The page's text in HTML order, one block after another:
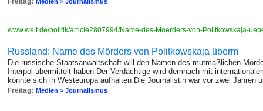
www.welt.de/politik/article2807994/Name-des-Moerders-von-Politkowskaja-
Russland: Name des Mörders von Politkowskaja überm
Die russische Staatsanwaltschaft will den Namen des mutmaßlichen
Interpol übermittelt haben Der Verdächtige wird demnach mit
könnte sich in Westeuropa aufhalten Die Journalistin war vor zwei Jahren
Freitag: Medien > Journalismus